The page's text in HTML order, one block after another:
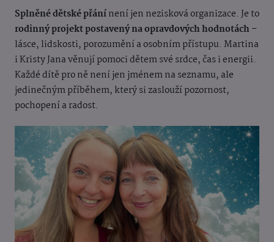
Splněné dětské přánínení jen nezisková organizace. Je to
rodinný projekt postavený na opravdových hodnotách–
lásce, lidskosti, porozumění a osobním přístupu. Martina
i Kristy Jana věnují pomoci dětem své srdce, čas i energii.
Každé dítě pro ně není jen jménem na seznamu, ale
jedinečným příběhem, který si zaslouží pozornost,
pochopení a radost.